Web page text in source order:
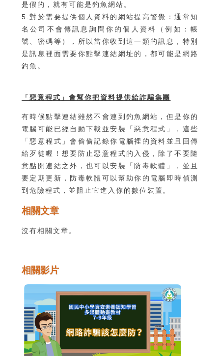
是假的，就有可能是釣魚網站。
5.對於需要提供個人資料的網站提高警覺：通常知
名公司不會傳訊息詢問你的個人資料（例如：帳
號、密碼等），所以當你收到這一類的訊息，特別
是訊息裡面需要你點擊連結網址的，都可能是網路
釣魚。
「惡意程式」會幫你把資料提供給詐騙集團
有時候點擊連結雖然不會連到釣魚網站，但是你的
電腦可能已經自動下載並安裝「惡意程式」，這些
「惡意程式」會偷偷記錄你電腦裡的資料並且回傳
給歹徒喔！想要防止惡意程式的入侵，除了不要隨
意點開連結之外，也可以安裝「防毒軟體」，並且
要定期更新，防毒軟體可以幫助你的電腦即時偵測
到危險程式，並阻止它進入你的數位裝置。
相關文章
沒有相關文章。
相關影片